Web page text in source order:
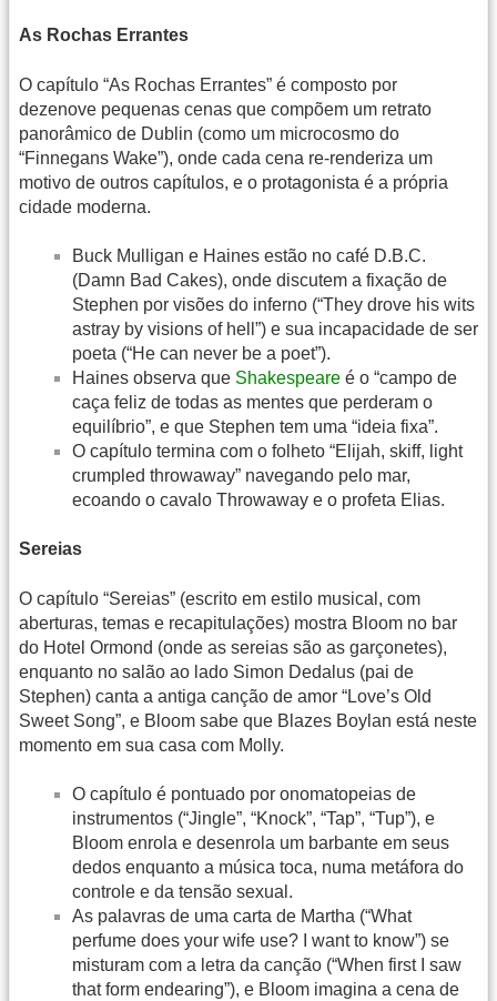
As Rochas Errantes
O capítulo “As Rochas Errantes” é composto por
dezenove pequenas cenas que compõem um retrato
panorâmico de Dublin (como um microcosmo do
“Finnegans Wake”), onde cada cena re-renderiza um
motivo de outros capítulos, e o protagonista é a própria
cidade moderna.
Buck Mulligan e Haines estão no café D.B.C.
(Damn Bad Cakes), onde discutem a fixação de
Stephen por visões do inferno (“They drove his wits
astray by visions of hell”) e sua incapacidade de ser
poeta (“He can never be a poet”).
Haines observa que Shakespeare é o “campo de
caça feliz de todas as mentes que perderam o
equilíbrio”, e que Stephen tem uma “ideia fixa”.
O capítulo termina com o folheto “Elijah, skiff, light
crumpled throwaway” navegando pelo mar,
ecoando o cavalo Throwaway e o profeta Elias.
Sereias
O capítulo “Sereias” (escrito em estilo musical, com
aberturas, temas e recapitulações) mostra Bloom no bar
do Hotel Ormond (onde as sereias são as garçonetes),
enquanto no salão ao lado Simon Dedalus (pai de
Stephen) canta a antiga canção de amor “Love’s Old
Sweet Song”, e Bloom sabe que Blazes Boylan está neste
momento em sua casa com Molly.
O capítulo é pontuado por onomatopeias de
instrumentos (“Jingle”, “Knock”, “Tap”, “Tup”), e
Bloom enrola e desenrola um barbante em seus
dedos enquanto a música toca, numa metáfora do
controle e da tensão sexual.
As palavras de uma carta de Martha (“What
perfume does your wife use? I want to know”) se
misturam com a letra da canção (“When first I saw
that form endearing”), e Bloom imagina a cena de